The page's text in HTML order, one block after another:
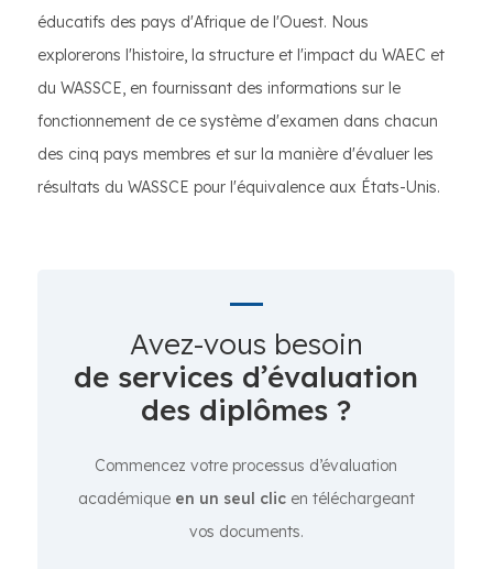
éducatifs des pays d'Afrique de l'Ouest. Nous
explorerons l'histoire, la structure et l'impact du WAEC et
du WASSCE, en fournissant des informations sur le
fonctionnement de ce système d'examen dans chacun
des cinq pays membres et sur la manière d'évaluer les
résultats du WASSCE pour l'équivalence aux États-Unis.
Avez-vous besoin
de services d’évaluation
des diplômes ?
Commencez votre processus d’évaluation
académiqueen un seul clicen téléchargeant
vos documents.